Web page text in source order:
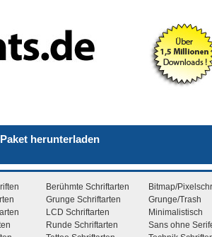
herunterladen
Berühmte Schriftarten Bitmap/
Grunge Schriftarten Grunge/Trash
LCD Schriftarten Minimalistisch
Runde Schriftarten Sans ohne